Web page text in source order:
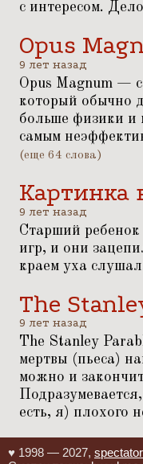
с интересом.
Opus
9 лет назад
Opus Magnum —
который обычно
больше физики и
самым
(еще 64 слова)
Картинка
9 лет назад
Старший
игр, и они
краем уха
The
9 лет назад
The Stanley
мертвы (пьеса)
можно и
есть, я) плохого
♥ 1998 — 2027,